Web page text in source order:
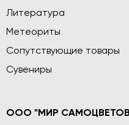
Литература
Метеориты
Сопутствующие товары
Сувениры
ООО "МИР САМОЦВЕТОВ